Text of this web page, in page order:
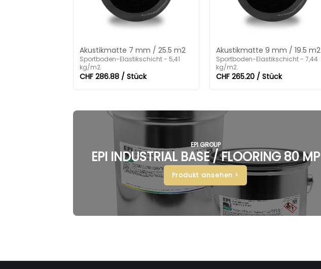
Akustikmatte 7 mm / 25.5 m2
Sportboden-Elastikschicht - 5,41
kg/m2.
CHF 286.88 / Stück
Akustikmatte 9 mm / 19.5 m2
Sportboden-Elastikschicht - 7,44
kg/m2.
CHF 265.20 / Stück
EPI GROUP
EPI INDUSTRIAL BASE / FLOORING 80 MP
Produkt ansehen >